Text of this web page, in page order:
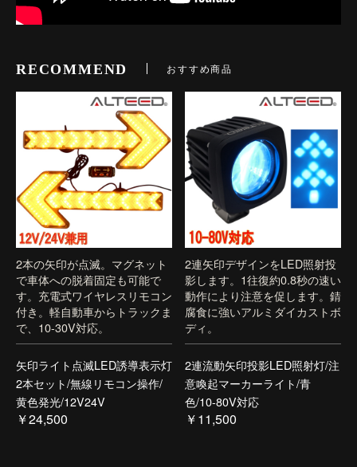
RECOMMEND おすすめ商品
2本の矢印が点滅。マグネット
で車体への脱着固定も可能で
す。充電式ワイヤレスリモコン
付き。軽自動車からトラックま
で、10-30V対応。
矢印ライト点滅LED誘導表示灯
2本セット/無線リモコン操作/
黄色発光/12V24V
￥24,500
2連矢印デザインをLED照射投
影します。1往復約0.8秒の速い
動作により注意を促します。錆
腐食に強いアルミダイカストボ
ディ。
2連流動矢印投影LED照射灯/注
意喚起マーカーライト/青
色/10-80V対応
￥11,500